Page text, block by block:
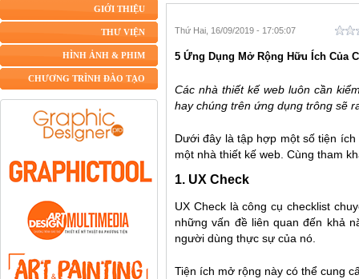
GIỚI THIỆU
THƯ VIỆN
HÌNH ẢNH & PHIM
CHƯƠNG TRÌNH ĐÀO TẠO
Thứ Hai, 16/09/2019 - 17:05:07
5 Ứng Dụng Mở Rộng Hữu Ích Của
Các nhà thiết kế web luôn cần
hay chúng trên ứng dụng trông sẽ
Dưới đây là tập hợp một số tiện
một nhà thiết kế web. Cùng tham
1. UX Check
UX Check là công cụ checklist
những vấn đề liên quan đến khả
người dùng thực sự của nó.
Tiện ích mở rộng này có thể cung